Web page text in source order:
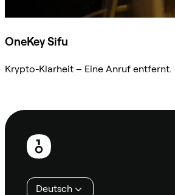
OneKey Sifu
Krypto-Klarheit – Eine Anruf entfernt.
Fußzeile
Deutsch